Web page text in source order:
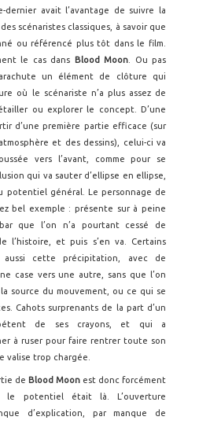
dernier avait l’avantage de suivre la
scénaristes classiques, à savoir que
ou référencé plus tôt dans le film.
le cas dans
Blood Moon. Ou pas
un élément de clôture qui
où le scénariste n’a plus assez de
ou explorer le concept. D’une
d’une première partie efficace (sur
et des dessins), celui-ci va
vers l’avant, comme pour se
qui va sauter d’ellipse en ellipse,
potentiel général. Le personnage de
bel exemple : présente sur à peine
que l’on n’a pourtant cessé de
l’histoire, et puis s’en va. Certains
aussi cette précipitation, avec de
case vers une autre, sans que l’on
source du mouvement, ou ce qui se
Cahots surprenants de la part d’un
de ses crayons, et qui a
à ruser pour faire rentrer toute son
valise trop chargée.
de Blood Moon est donc forcément
le potentiel était là. L’ouverture
d’explication, par manque de